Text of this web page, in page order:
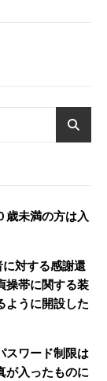
未満の方は入
に対する感謝還
操帯に関する装
ように開設した
スワード制限は
が入ったものに